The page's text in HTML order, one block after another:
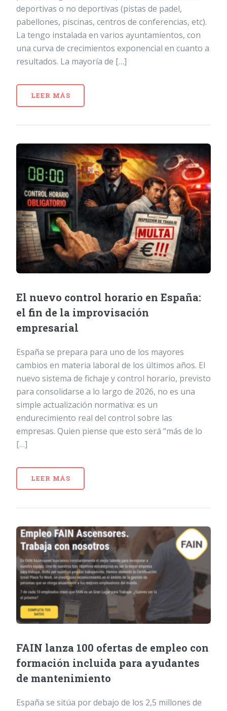
deportivas o no deportivas (pistas de padel,
pabellones, piscinas, centros de conferencias, etc).
La tengo instalada en varios ayuntamientos, con
una curva de crecimientos exponencial en cuanto a
resultados. La mayoría de […]
LEER MÁS
El nuevo control horario en España:
el fin de la improvisación
empresarial
España se prepara para uno de los mayores
cambios en materia laboral de los últimos años. El
nuevo sistema de fichaje y control horario, previsto
para consolidarse a lo largo de 2026, no es una
simple actualización normativa: es un
endurecimiento real del control sobre las
empresas. Quien piense que esto será “más de lo
[…]
LEER MÁS
FAIN lanza 100 ofertas de empleo con
formación incluida para ayudantes
de mantenimiento
España se sitúa por debajo de los 2,5 millones de